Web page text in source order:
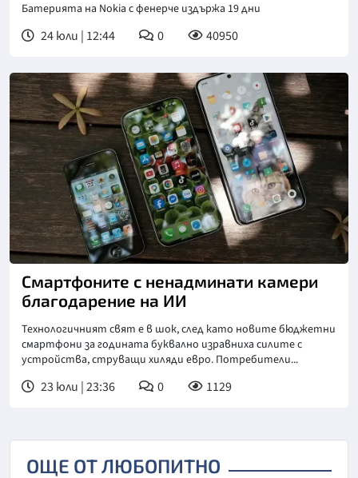
Батерията на Nokia с фенерче издържа 19 дни
24 юли | 12:44 0 40950
Смартфоните с ненадминати камери
благодарение на ИИ
Технологичният свят е в шок, след като новите бюджетни
смартфони за годината буквално изравниха силите с
устройства, струващи хиляди евро. Потребители...
23 юли | 23:36 0 1129
ОЩЕ ОТ ЛЮБОПИТНО